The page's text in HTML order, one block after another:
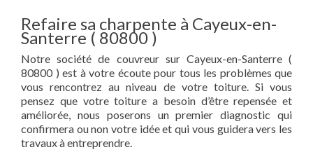
Refaire sa charpente à Cayeux-en-
Santerre ( 80800 )
Notre société de couvreur sur Cayeux-en-Santerre (
80800 ) est à votre écoute pour tous les problèmes que
vous rencontrez au niveau de votre toiture. Si vous
pensez que votre toiture a besoin d’être repensée et
améliorée, nous poserons un premier diagnostic qui
confirmera ou non votre idée et qui vous guidera vers les
travaux à entreprendre.